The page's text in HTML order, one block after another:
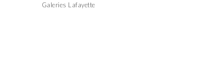
Galeries Lafayette